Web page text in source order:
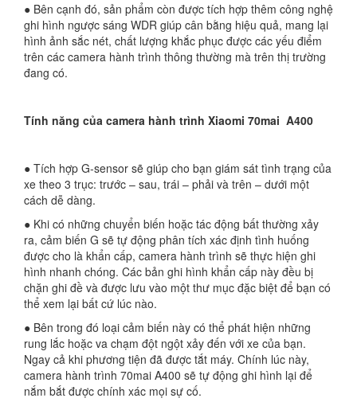
● Bên cạnh đó, sản phẩm còn được tích hợp thêm công nghệ
ghi hình ngược sáng WDR giúp cân bằng hiệu quả, mang lại
hình ảnh sắc nét, chất lượng khắc phục được các yếu điểm
trên các camera hành trình thông thường mà trên thị trường
đang có.
Tính năng của camera hành trình Xiaomi 70mai A400
● Tích hợp G-sensor sẽ giúp cho bạn giám sát tình trạng của
xe theo 3 trục: trước – sau, trái – phải và trên – dưới một
cách dễ dàng.
● Khi có những chuyển biến hoặc tác động bất thường xảy
ra, cảm biến G sẽ tự động phân tích xác định tình huống
được cho là khẩn cấp, camera hành trình sẽ thực hiện ghi
hình nhanh chóng. Các bản ghi hình khẩn cấp này đều bị
chặn ghi đề và được lưu vào một thư mục đặc biệt để bạn có
thể xem lại bất cứ lúc nào.
● Bên trong đó loại cảm biến này có thể phát hiện những
rung lắc hoặc va chạm đột ngột xảy đến với xe của bạn.
Ngay cả khi phương tiện đã được tắt máy. Chính lúc này,
camera hành trình 70mai A400 sẽ tự động ghi hình lại để
nắm bắt được chính xác mọi sự cố.